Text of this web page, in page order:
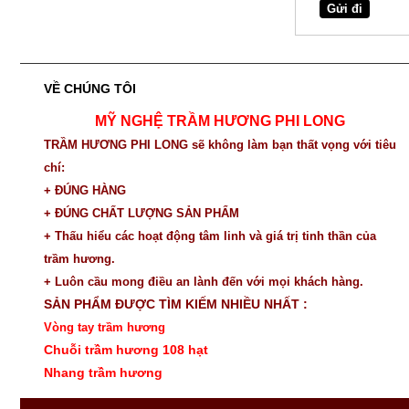
VỀ CHÚNG TÔI
MỸ NGHỆ TRẦM HƯƠNG PHI LONG
TRẦM HƯƠNG PHI LONG sẽ không làm bạn thất vọng với tiêu
chí:
+ ĐÚNG HÀNG
+ ĐÚNG CHẤT LƯỢNG SẢN PHẨM
+ Thấu hiểu các hoạt động tâm linh và giá trị tinh thần của
trầm hương.
+ Luôn cầu mong điều an lành đến với mọi khách hàng.
SẢN PHẨM ĐƯỢC TÌM KIẾM NHIỀU NHẤT :
Vòng tay trầm hương
Chuỗi trầm hương 108 hạt
Nhang trầm hương